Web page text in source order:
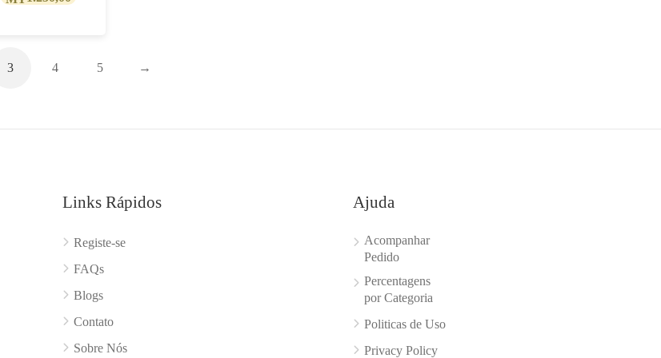
era:
3 4 5 →
Links Rápidos
Registe-se
FAQs
Blogs
Contato
Sobre Nós
Ajuda
Acompanhar
Pedido
Percentagens
por Categoria
Politicas de Uso
Privacy Policy